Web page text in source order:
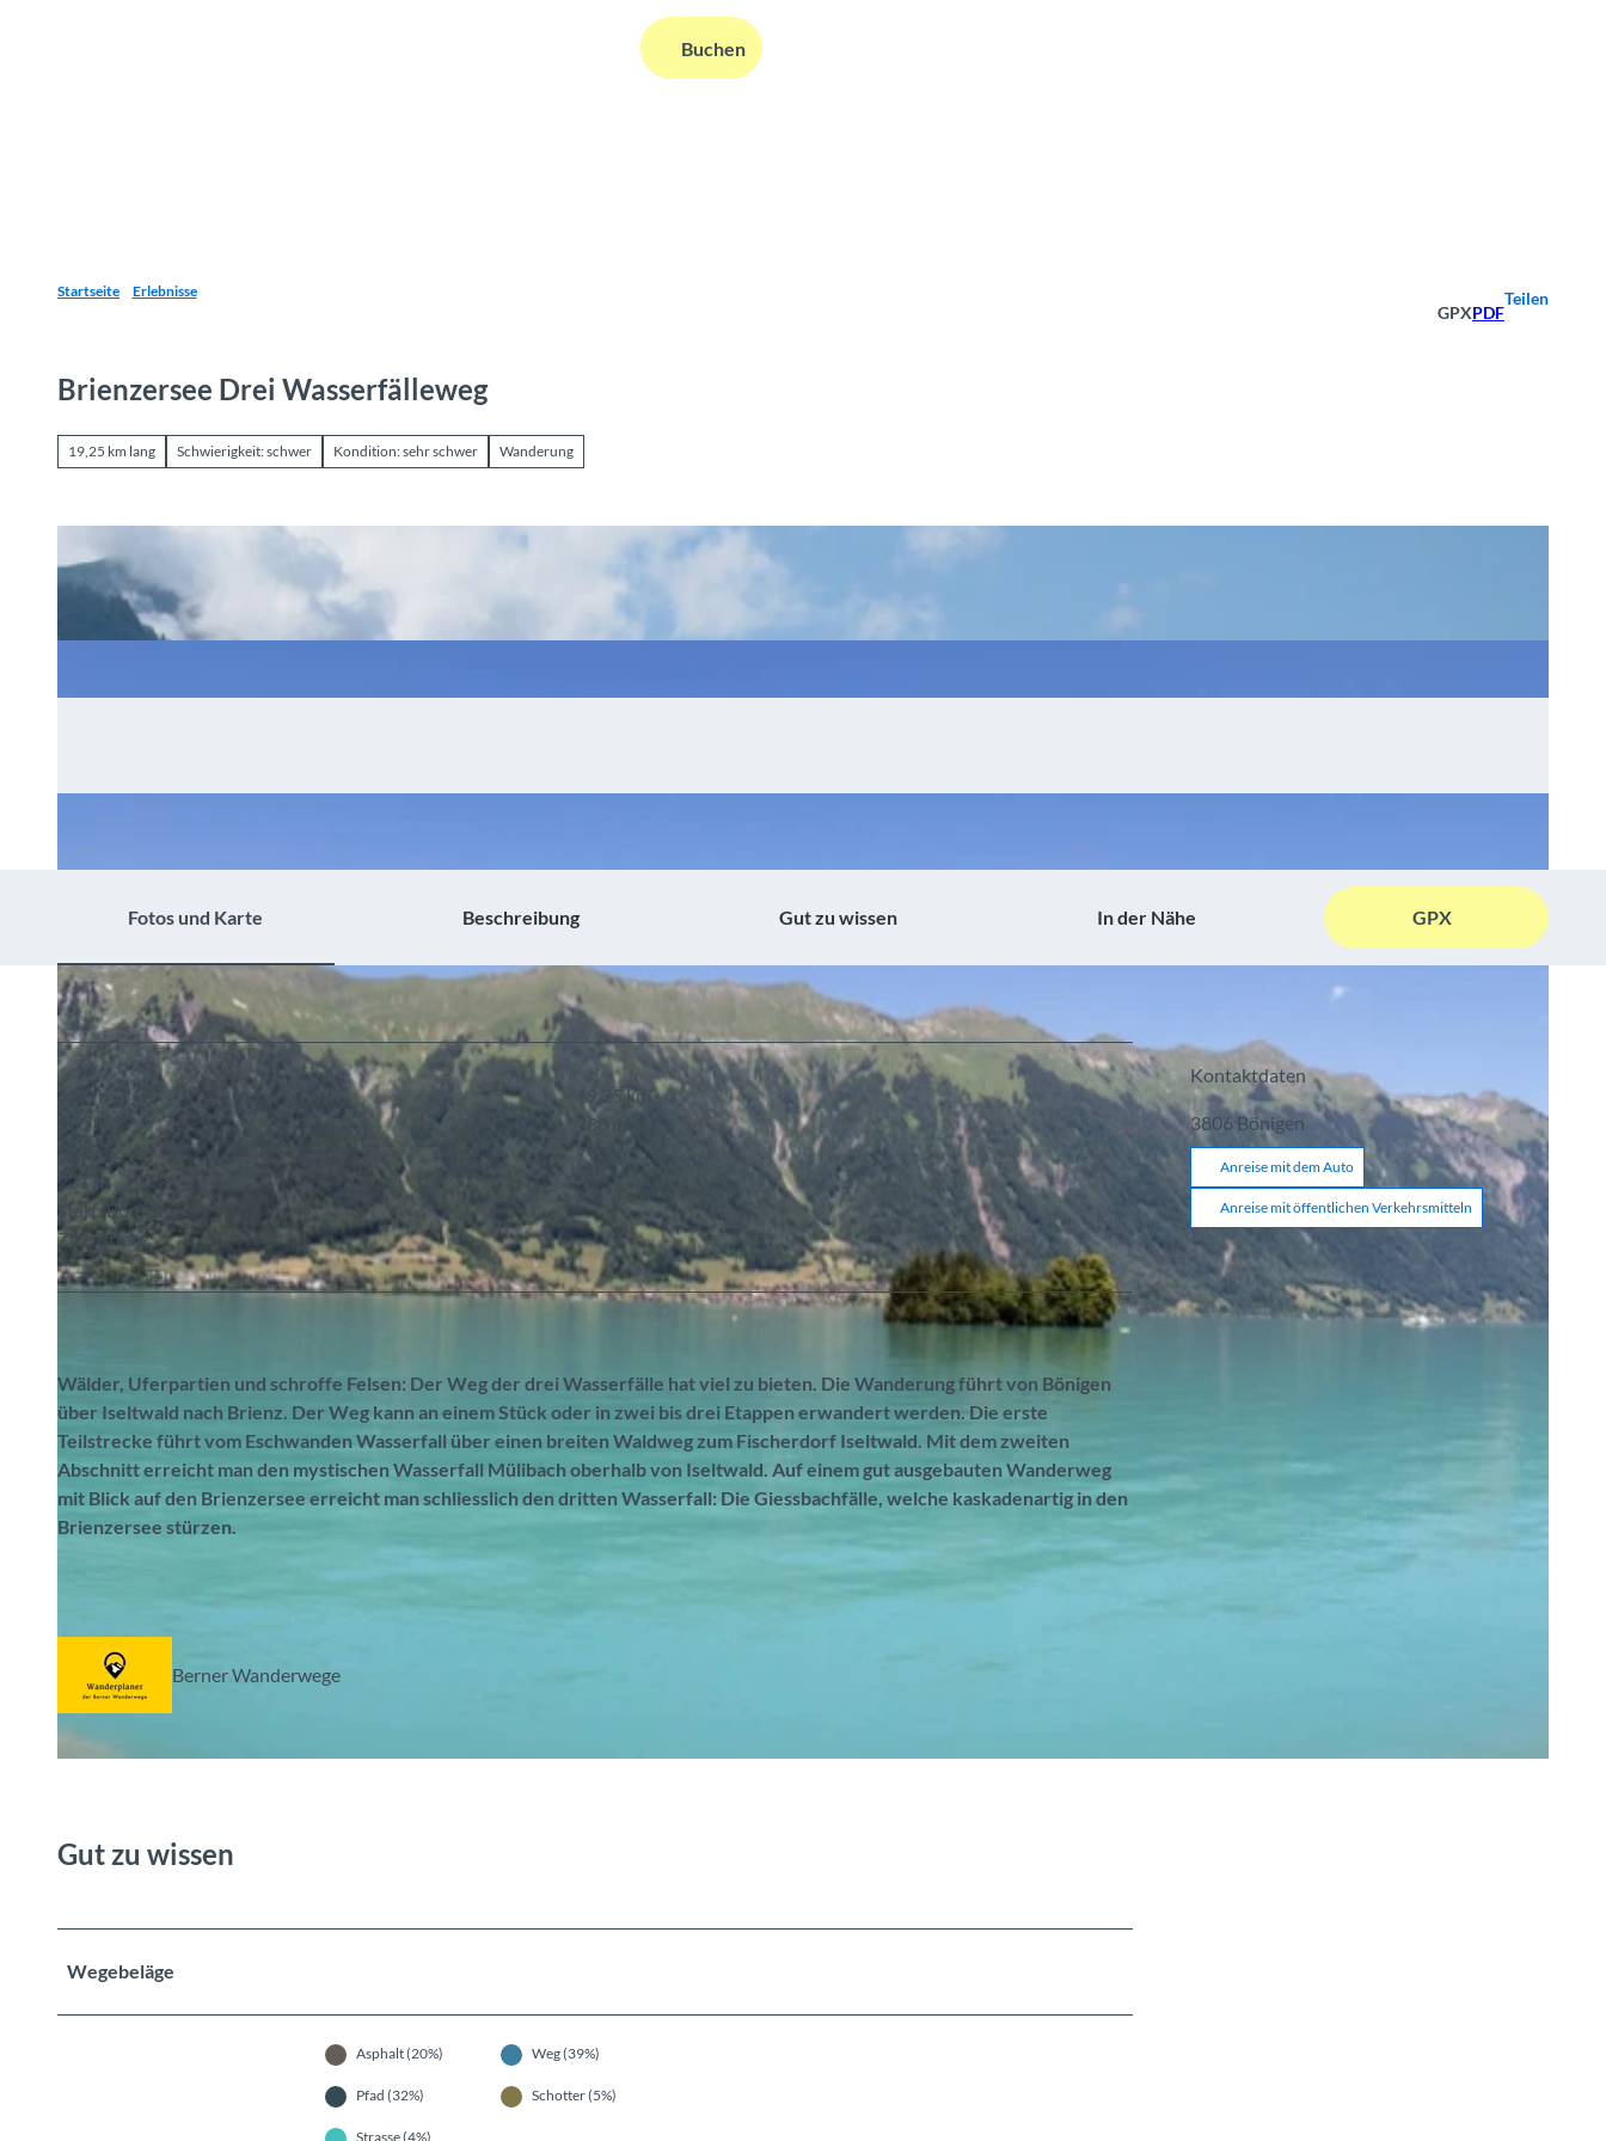
Informationen
Suche Buchen
Startseite Erlebnisse
GPXPDF
Teilen
Brienzersee Drei Wasserfälleweg
19,25 km lang Schwierigkeit: schwer Kondition: sehr schwer Wanderung
© Berner Wanderwege
Fotos und Karte Beschreibung Gut zu wissen In der Nähe GPX
6:00 h
19,25 km
780 m
780 m
795 m
231 m
Start: Bönigen
Ziel: Brienz
Wälder, Uferpartien und schroffe Felsen: Der Weg der drei Wasserfälle hat viel zu bieten. Die Wanderung führt von Bönigen
über Iseltwald nach Brienz. Der Weg kann an einem Stück oder in zwei bis drei Etappen erwandert werden. Die erste
Teilstrecke führt vom Eschwanden Wasserfall über einen breiten Waldweg zum Fischerdorf Iseltwald. Mit dem zweiten
Abschnitt erreicht man den mystischen Wasserfall Mülibach oberhalb von Iseltwald. Auf einem gut ausgebauten Wanderweg
mit Blick auf den Brienzersee erreicht man schliesslich den dritten Wasserfall: Die Giessbachfälle, welche kaskadenartig in den
Brienzersee stürzen.
Berner Wanderwege
Gut zu wissen
Wegebeläge
Asphalt (20%) Weg (39%)
Pfad (32%) Schotter (5%)
Strasse (4%)
Kontaktdaten
3806 Bönigen
Anreise mit dem Auto
Anreise mit öffentlichen Verkehrsmitteln